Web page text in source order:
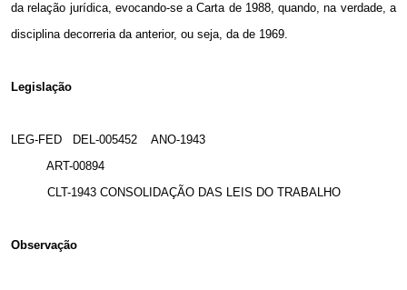
da relação jurídica, evocando-se a Carta de 1988, quando, na verdade, a
disciplina decorreria da anterior, ou seja, da de 1969.
Legislação
LEG-FED DEL-005452 ANO-1943
ART-00894
CLT-1943 CONSOLIDAÇÃO DAS LEIS DO TRABALHO
Observação